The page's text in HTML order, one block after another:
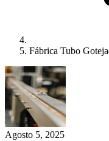
Fábrica Tubo
Agosto 5, 2025